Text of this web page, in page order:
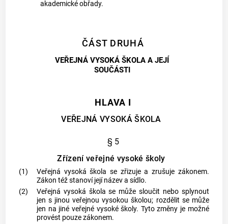
akademické obřady.
ČÁST DRUHÁ
VEŘEJNÁ VYSOKÁ ŠKOLA A JEJÍ
SOUČÁSTI
HLAVA I
VEŘEJNÁ VYSOKÁ ŠKOLA
§ 5
Zřízení veřejné vysoké školy
(1)
Veřejná vysoká škola se zřizuje a zrušuje zákonem.
Zákon též stanoví její název a sídlo.
(2)
Veřejná vysoká škola se může sloučit nebo splynout
jen s jinou veřejnou vysokou školou; rozdělit se může
jen na jiné veřejné vysoké školy. Tyto změny je možné
provést pouze zákonem.